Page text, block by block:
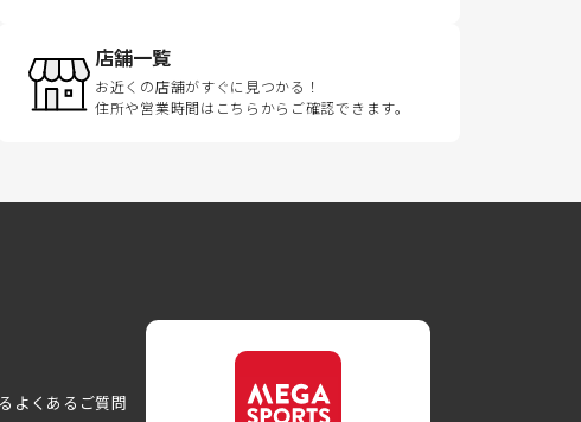
店舗一覧
お近くの店舗がすぐに見つかる！
住所や営業時間はこちらからご確認できます。
よくあるご質問